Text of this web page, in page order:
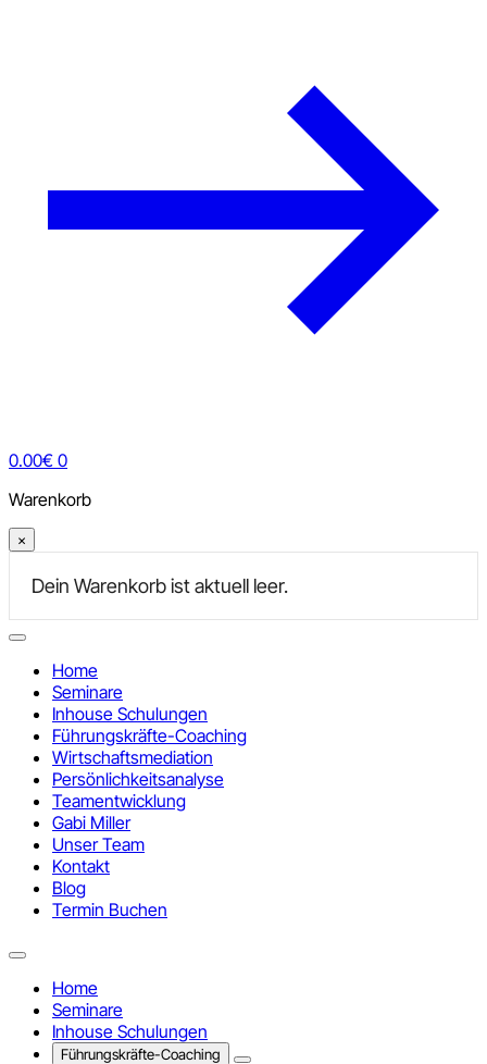
0.00€ 0
Warenkorb
×
Home
Seminare
Inhouse Schulungen
Führungskräfte-Coaching
Wirtschaftsmediation
Persönlichkeitsanalyse
Teamentwicklung
Gabi Miller
Unser Team
Kontakt
Blog
Termin Buchen
Home
Seminare
Inhouse Schulungen
Führungskräfte-Coaching